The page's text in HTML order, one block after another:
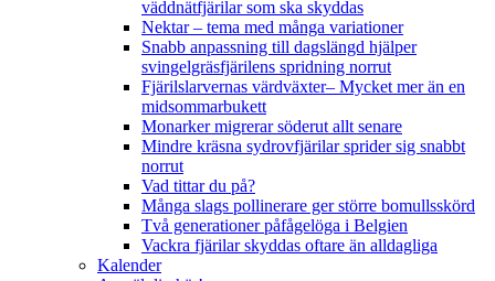
väddnätfjärilar som ska skyddas
Nektar – tema med många variationer
Snabb anpassning till dagslängd hjälper
svingelgräsfjärilens spridning norrut
Fjärilslarvernas värdväxter– Mycket mer än en
midsommarbukett
Monarker migrerar söderut allt senare
Mindre kräsna sydrovfjärilar sprider sig snabbt
norrut
Vad tittar du på?
Många slags pollinerare ger större bomullsskörd
Två generationer påfågelöga i Belgien
Vackra fjärilar skyddas oftare än alldagliga
Kalender